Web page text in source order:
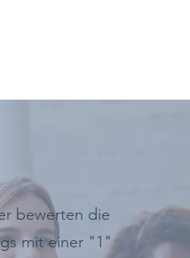
bewerten die
mit einer "1"